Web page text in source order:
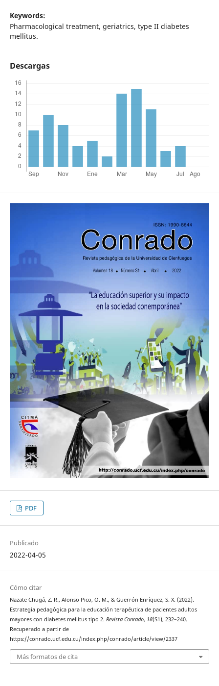
Keywords:
Pharmacological treatment, geriatrics, type II diabetes
mellitus.
Descargas
PDF
Publicado
2022-04-05
Cómo citar
Nazate Chugá, Z. R., Alonso Pico, O. M., & Guerrón Enríquez, S. X. (2022).
Estrategia pedagógica para la educación terapéutica de pacientes adultos
mayores con diabetes mellitus tipo 2. Revista Conrado, 18(S1), 232–240.
Recuperado a partir de
https://conrado.ucf.edu.cu/index.php/conrado/article/view/2337
Más formatos de cita